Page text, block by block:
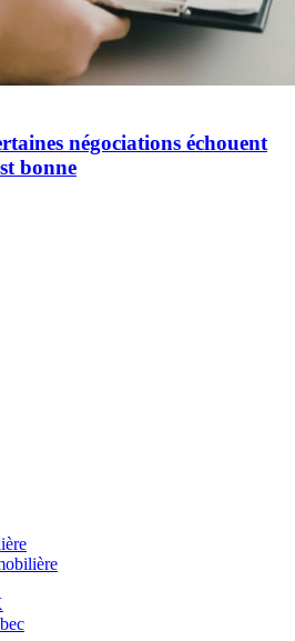
négociations échouent
bonne